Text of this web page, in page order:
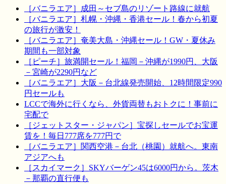
［バニラエア］成田～セブ島のリゾート路線に就航
［バニラエア］札幌・沖縄・香港セール！春から初夏
の旅行が激安！
［バニラエア］奄美大島・沖縄セール！GW・夏休み
期間も一部対象
［ピーチ］旅満開セール！福岡－沖縄が1990円、大阪
－宮崎が2290円など
［バニラエア］大阪－台北線発売開始、12時間限定990
円セールも
LCCで海外に行くなら、外貨両替もおトクに！事前に
宅配で
［ジェットスター・ジャパン］宝探しセールでお宝運
賃を！毎日777席を777円で
［バニラエア］関西空港－台北（桃園）就航へ。東南
アジアへも
［スカイマーク］SKYバーゲン45は6000円から。茨木
－那覇の直行便も